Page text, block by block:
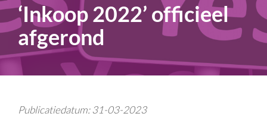
‘Inkoop 2022’ officieel
afgerond
Publicatiedatum: 31-03-2023